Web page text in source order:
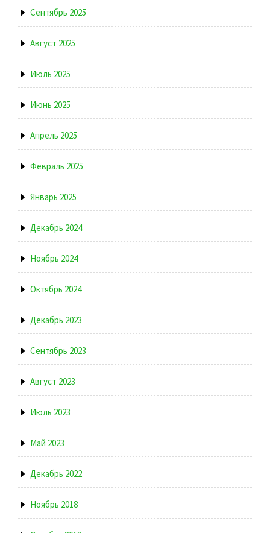
Сентябрь 2025
Август 2025
Июль 2025
Июнь 2025
Апрель 2025
Февраль 2025
Январь 2025
Декабрь 2024
Ноябрь 2024
Октябрь 2024
Декабрь 2023
Сентябрь 2023
Август 2023
Июль 2023
Май 2023
Декабрь 2022
Ноябрь 2018